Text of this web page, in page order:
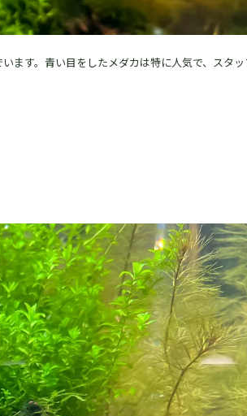
ます。青い目をしたメダカは特に人気で、スタッ